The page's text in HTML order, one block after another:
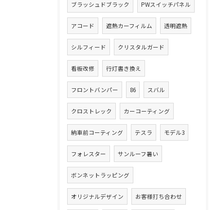
ブラッシュドブラック PWスイッチパネル
アコード 遮熱カーフィルム 透明遮熱
シルフィード クリスタルガード
看板改修 行灯書き換え
フロントバンパー 86 スバル
クロストレック カーコーティング
納車前コーティング テスラ モデル3
フォレスター サンルーフ暑い
ボンネットラッピング
オリジナルデザイン お客様打ち合わせ